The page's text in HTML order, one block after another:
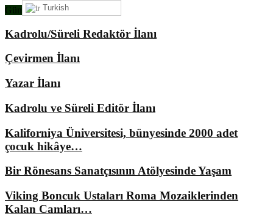
Gündemimizde Ne Var?
Kadrolu/Süreli Redaktör İlanı
Çevirmen İlanı
Yazar İlanı
Kadrolu ve Süreli Editör İlanı
Kaliforniya Üniversitesi, bünyesinde 2000 adet
çocuk hikâye…
Bir Rönesans Sanatçısının Atölyesinde Yaşam
Viking Boncuk Ustaları Roma Mozaiklerinden
Kalan Camları…
Turkish